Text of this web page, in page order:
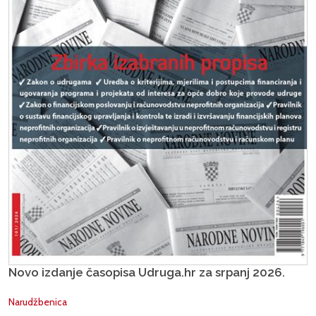
Novo izdanje časopisa Udruga.hr za srpanj 2026.
Narudžbenica